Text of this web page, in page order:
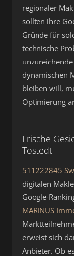
regionaler
sollten ihre
Gründe für
technische
dynamischen
bleiben will,
Optimierung
Frische
Tostedt
511222845
digitalen
Google-
MARINUS
erweist sich
Anbieter. Ob